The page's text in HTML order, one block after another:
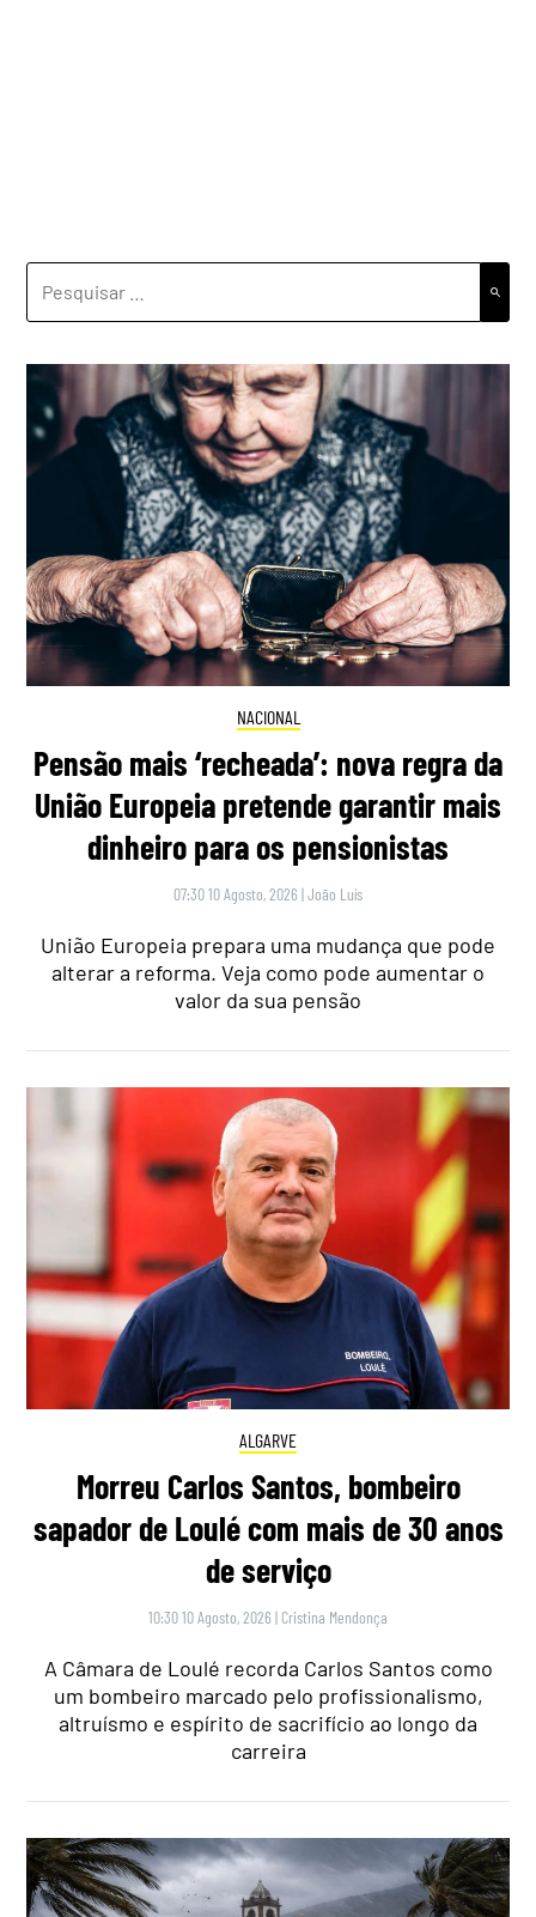
POR:
NACIONAL
Pensão mais ‘recheada’: nova regra da
União Europeia pretende garantir mais
dinheiro para os pensionistas
07:30 10 Agosto, 2026 |João Luís
União Europeia prepara uma mudança que pode
alterar a reforma. Veja como pode aumentar o
valor da sua pensão
ALGARVE
Morreu Carlos Santos, bombeiro
sapador de Loulé com mais de 30 anos
de serviço
10:30 10 Agosto, 2026 | Cristina Mendonça
A Câmara de Loulé recorda Carlos Santos como
um bombeiro marcado pelo profissionalismo,
altruísmo e espírito de sacrifício ao longo da
carreira